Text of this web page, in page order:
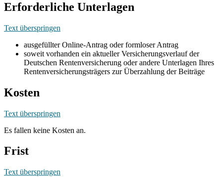
Erforderliche Unterlagen
Text überspringen
ausgefüllter Online-Antrag oder formloser Antrag
soweit vorhanden ein aktueller Versicherungsverlauf der
Deutschen Rentenversicherung oder andere Unterlagen Ihres
Rentenversicherungsträgers zur Überzahlung der Beiträge
Kosten
Text überspringen
Es fallen keine Kosten an.
Frist
Text überspringen